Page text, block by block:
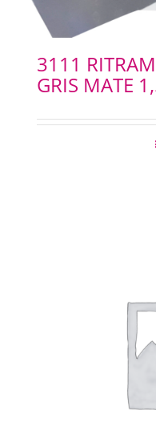
3111
GRIS MATE